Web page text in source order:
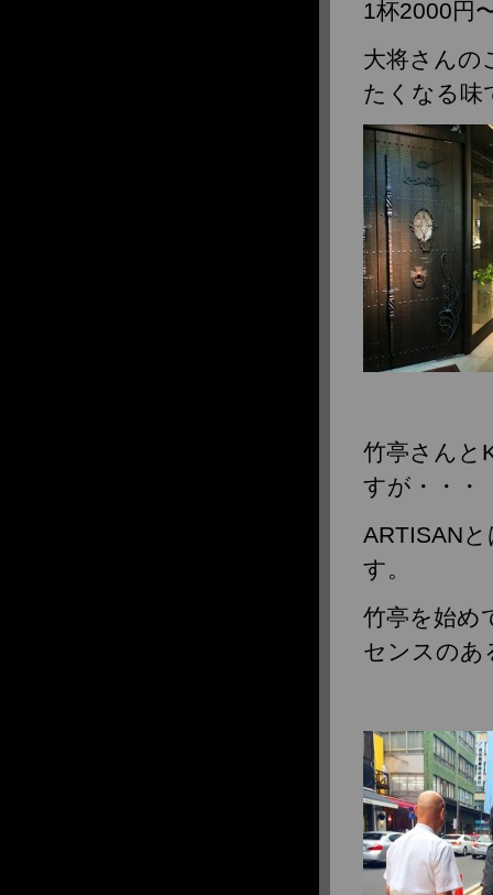
1杯2000円
大将さんの
たくなる味
竹亭さんと
すが・・・
ARTISAN
す。
竹亭を始め
センスのあ